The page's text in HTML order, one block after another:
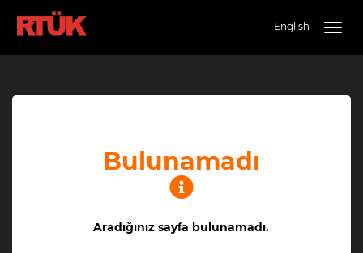
English
Bulunamadı
Aradığınız sayfa bulunamadı.